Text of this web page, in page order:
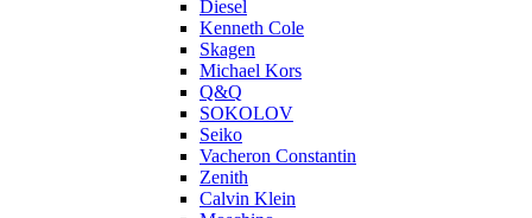
Diesel
Kenneth Cole
Skagen
Michael Kors
Q&Q
SOKOLOV
Seiko
Vacheron Constantin
Zenith
Calvin Klein